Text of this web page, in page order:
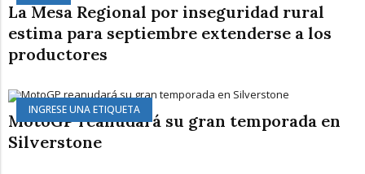
La Mesa Regional por inseguridad rural
estima para septiembre extenderse a los
productores
INGRESE UNA ETIQUETA
MotoGP reanudará su gran temporada en
Silverstone